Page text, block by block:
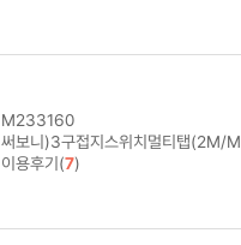
M233160
써보니)3구접지스위치멀티탭(2M/
이용후기(7)